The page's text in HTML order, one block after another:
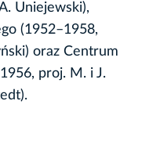
Uniejewski),
(1952–1958,
oraz Centrum
proj. M. i J.